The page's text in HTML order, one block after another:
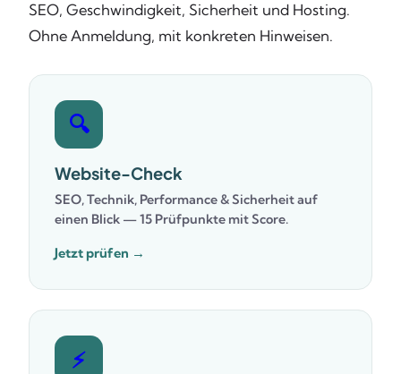
SEO, Geschwindigkeit, Sicherheit und Hosting.
Ohne Anmeldung, mit konkreten Hinweisen.
🔍
Website-Check
SEO, Technik, Performance & Sicherheit auf
einen Blick — 15 Prüfpunkte mit Score.
Jetzt prüfen →
⚡